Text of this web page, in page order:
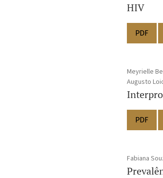
HIV
PDF
Meyrielle
Augusto
PDF
Fabiana